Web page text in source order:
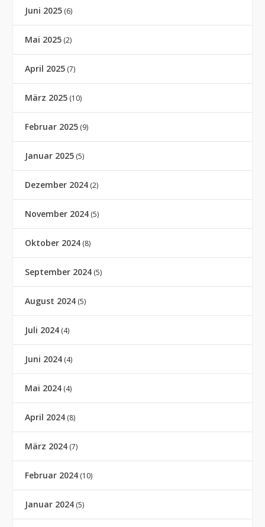
Juni 2025 (6)
Mai 2025 (2)
April 2025 (7)
März 2025 (10)
Februar 2025 (9)
Januar 2025 (5)
Dezember 2024 (2)
November 2024 (5)
Oktober 2024 (8)
September 2024 (5)
August 2024 (5)
Juli 2024 (4)
Juni 2024 (4)
Mai 2024 (4)
April 2024 (8)
März 2024 (7)
Februar 2024 (10)
Januar 2024 (5)